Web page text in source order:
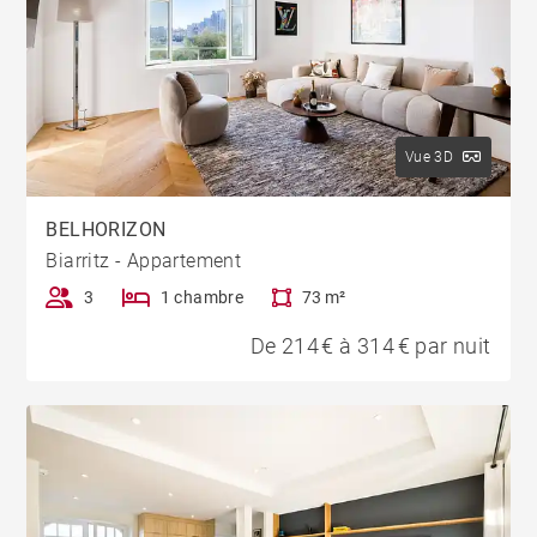
Vue 3D
BELHORIZON
Biarritz - Appartement
3 1 chambre 73 m²
De 214 € à 314 € par nuit